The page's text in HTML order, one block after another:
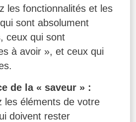
les fonctionnalités et les
sont absolument
ceux qui sont
à avoir », et ceux qui
de la « saveur » :
les éléments de votre
doivent rester